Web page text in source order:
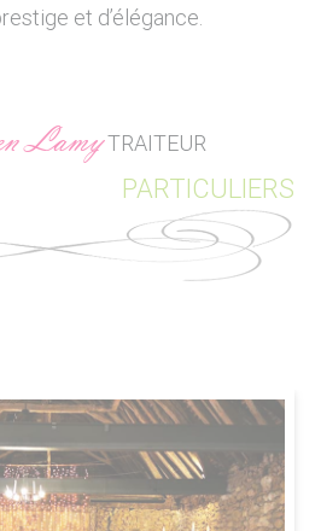
et d’élégance.
LamyTRAITEUR
PARTICULIERS